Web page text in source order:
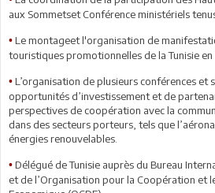
aux Sommetset Conférence ministériels
• Le montageet l'organisation de
touristiques promotionnelles de la Tunisie en
• L’organisation de plusieurs conférences et
opportunités d’investissement et de
perspectives de coopération avec la
dans des secteurs porteurs, tels que
énergies renouvelables.
• Délégué de Tunisie auprès du Bureau
et de l’Organisation pour la Coopération et